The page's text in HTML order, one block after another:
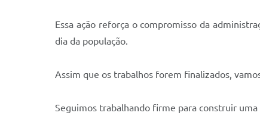
Essa ação reforça o compromisso da
dia da população.
Assim que os trabalhos forem finalizados,
Seguimos trabalhando firme para construir